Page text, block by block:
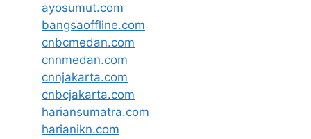
ayosumut.com
bangsaoffline.com
cnbcmedan.com
cnnmedan.com
cnnjakarta.com
cnbcjakarta.com
hariansumatra.com
harianikn.com